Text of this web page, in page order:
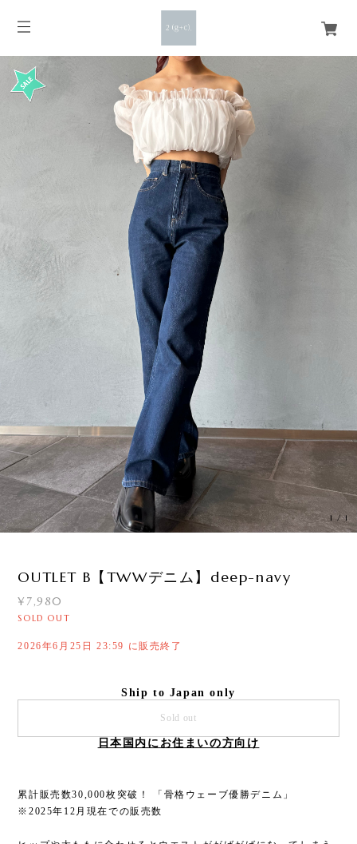
1 /1
OUTLET B【TWWデニム】deep-navy
¥7,980
SOLD OUT
2026年6月25日 23:59 に販売終了
Ship to Japan only
Sold out
日本国内にお住まいの方向け
累計販売数30,000枚突破！ 「骨格ウェーブ優勝デニム」
※2025年12月現在での販売数